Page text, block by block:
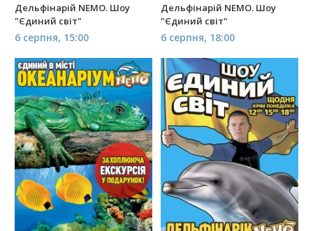
Дельфінарій NEMO. Шоу
"Єдиний світ"
6 серпня, 15:00
Дельфінарій NEMO. Шоу
"Єдиний світ"
6 серпня, 18:00